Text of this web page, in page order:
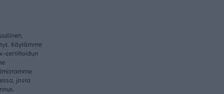
Käytämme
sertifioidun
josta